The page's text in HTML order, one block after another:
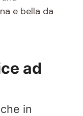
e bella da
ad
in